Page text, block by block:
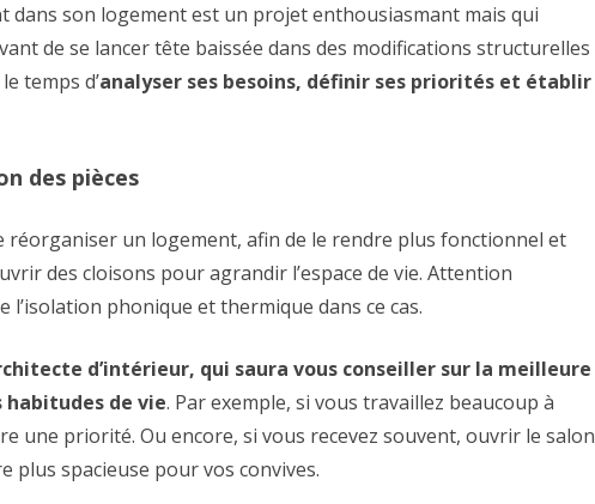
CHAUFFAGISTES
MAÇONNERIE
COUVREURS
CONSTRUCTIONS
dans son logement est un projet enthousiasmant mais qui
de se lancer tête baissée dans des modifications structurelles
temps d’analyser ses besoins, définir ses priorités et établir
des pièces
réorganiser un logement, afin de le rendre plus fonctionnel et
des cloisons pour agrandir l’espace de vie. Attention
phonique et thermique dans ce cas.
d’intérieur, qui saura vous conseiller sur la meilleure
de vie. Par exemple, si vous travaillez beaucoup à
une priorité. Ou encore, si vous recevez souvent, ouvrir le salon
plus spacieuse pour vos convives.